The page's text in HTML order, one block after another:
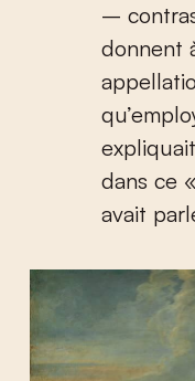
–
donnent
dans ce
avait